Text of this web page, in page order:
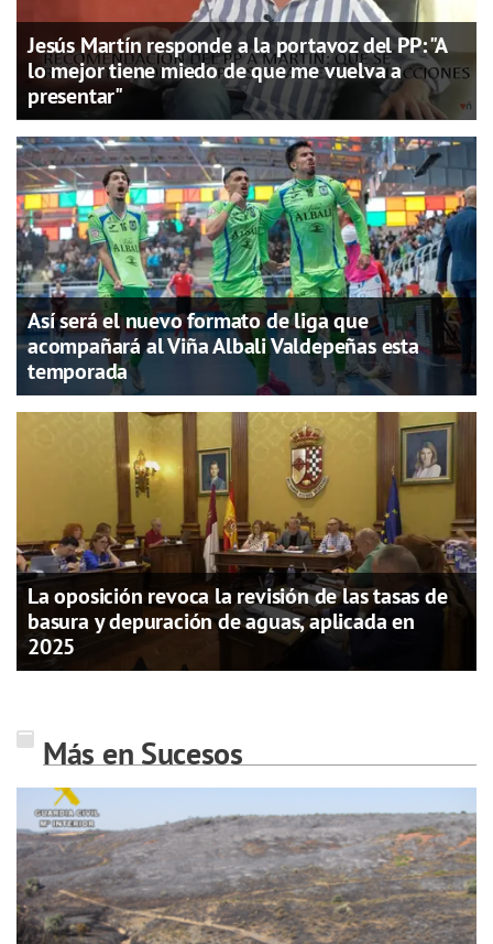
Jesús Martín responde a la portavoz del PP: "A
lo mejor tiene miedo de que me vuelva a
presentar"
Así será el nuevo formato de liga que
acompañará al Viña Albali Valdepeñas esta
temporada
La oposición revoca la revisión de las tasas de
basura y depuración de aguas, aplicada en
2025
Más en Sucesos